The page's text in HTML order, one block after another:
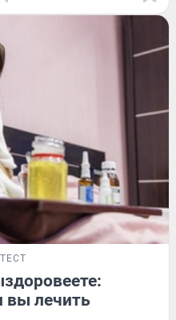
ТЕСТ
вы лечить